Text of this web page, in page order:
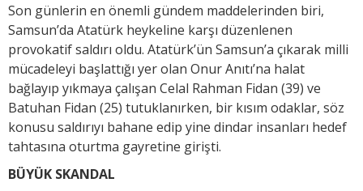
Son günlerin en önemli gündem maddelerinden biri,
Samsun’da Atatürk heykeline karşı düzenlenen
provokatif saldırı oldu. Atatürk’ün Samsun’a çıkarak milli
mücadeleyi başlattığı yer olan Onur Anıtı’na halat
bağlayıp yıkmaya çalışan Celal Rahman Fidan (39) ve
Batuhan Fidan (25) tutuklanırken, bir kısım odaklar, söz
konusu saldırıyı bahane edip yine dindar insanları hedef
tahtasına oturtma gayretine girişti.
BÜYÜK SKANDAL